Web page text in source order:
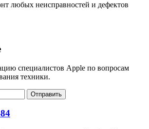
любых неисправностей и дефектов
специалистов Apple по вопросам
техники.
Отправить